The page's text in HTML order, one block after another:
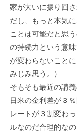
家が大いに振り回
だし、もっと本気
ことは可能だと思
の持続力という意
が変わらないこと
みじみ思う。）
そもそも最近の講
日米の金利差が３
レートが３割変わ
ルなのだ合理的な